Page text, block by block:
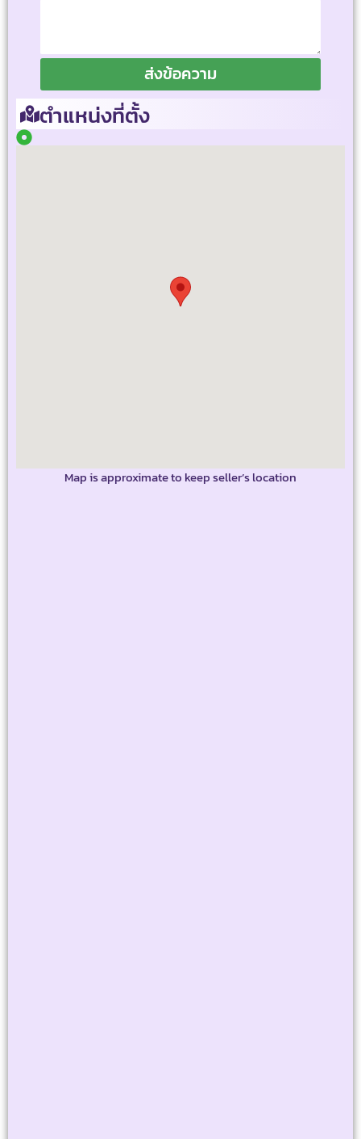
ส่งข้อความ
ตำแหน่งที่ตั้ง
Map is approximate to keep seller’s location